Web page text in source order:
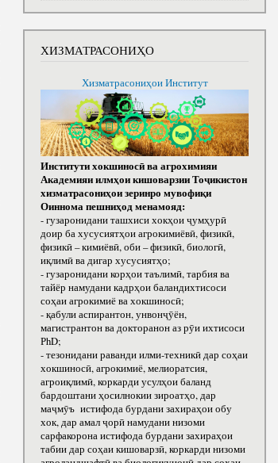
ХИЗМАТРАСОНИҲО
Хизматрасониҳои Институт
Институти хокшиносӣ ва агрохимияи
Академияи илмҳои кишоварзии Тоҷикистон
хизматрасониҳои зеринро мувофиқи
Оиннома пешниҳод менамояд:
- гузаронидани ташхиси хокҳои ҷумҳурӣ
доир ба хусусиятҳои агрокимиёвӣ, физикӣ,
физикӣ – кимиёвӣ, оби – физикӣ, биологӣ,
иқлимӣ ва дигар хусусиятҳо;
- гузаронидани корҳои таълимӣ, тарбия ва
тайёр намудани кадрҳои баландихтисоси
соҳаи агрокимиё ва хокшиносӣ;
- қабули аспирантон, унвонҷӯён,
магистрантон ва докторанон аз рӯи ихтисоси
РhD;
- тезонидани раванди илми-техникӣ дар соҳаи
хокшиносӣ, агрокимиё, мелиоратсия,
агроиқлимӣ, коркарди усулҳои баланд
бардоштани ҳосилнокии зироатҳо, дар
маҷмӯъ истифода бурдани захираҳои обу
хок, дар амал ҷорӣ намудани низоми
сарфакорона истифода бурдани захираҳои
табии дар соҳаи кишоварзӣ, коркарди низоми